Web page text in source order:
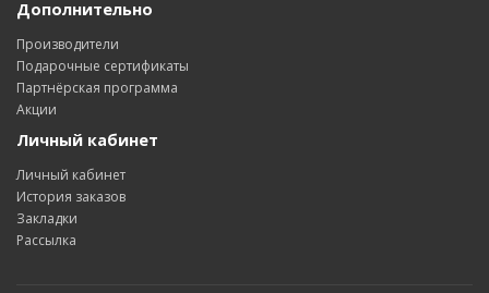
Дополнительно
Производители
Подарочные сертификаты
Партнёрская программа
Акции
Личный кабинет
Личный кабинет
История заказов
Закладки
Рассылка